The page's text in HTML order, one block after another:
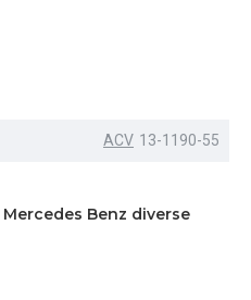
ACV 13-1190-55
Benz diverse